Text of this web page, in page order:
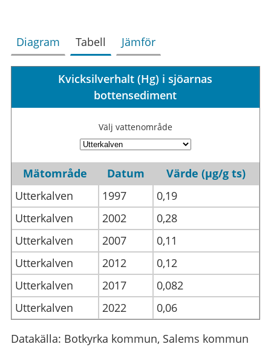
Diagram Tabell Jämför
Kvicksilverhalt (Hg) i sjöarnas
bottensediment
Välj vattenområde
Mätområde Datum
Värde (µg/g ts)
Utterkalven
1997
0,19
Utterkalven
2002
0,28
Utterkalven
2007
0,11
Utterkalven
2012
0,12
Utterkalven
2017
0,082
Utterkalven
2022 0,06
Datakälla: Botkyrka kommun, Salems kommun